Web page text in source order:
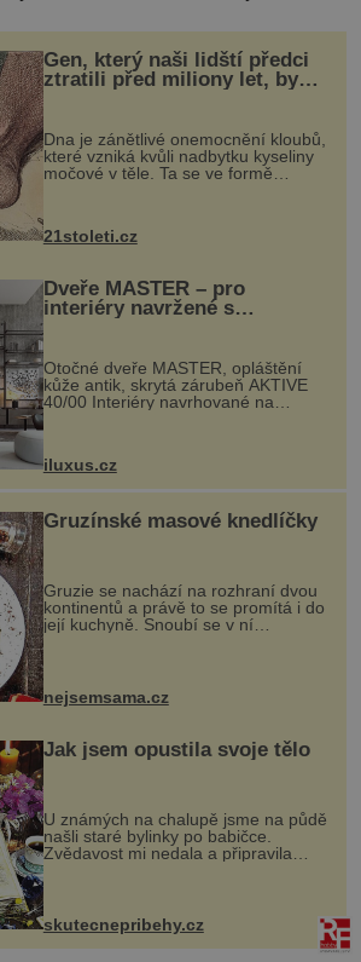
Gen, který naši lidští předci
ztratili před miliony let, by
mohl pomoci s léčbou
„nemoci králů“
Dna je zánětlivé onemocnění kloubů,
které vzniká kvůli nadbytku kyseliny
močové v těle. Ta se ve formě
nohou, a způsobuje bole...
21stoleti.cz
Dveře MASTER – pro
interiéry navržené s
rozumem i vášní!
Otočné dveře MASTER, opláštění
kůže antik, skrytá zárubeň AKTIVE
40/00 Interiéry navrhované na
zakázku často vyžadují atypické
rozměry nejen nábytku, ale i
dnes umož...
iluxus.cz
Gruzínské masové knedlíčky
Gruzie se nachází na rozhraní dvou
kontinentů a právě to se promítá i do
její kuchyně. Snoubí se v ní
evropské a asijské chutě a díky tomu
pokrmy, které rozhodně st...
nejsemsama.cz
Jak jsem opustila svoje tělo
U známých na chalupě jsme na půdě
našli staré bylinky po babičce.
Zvědavost mi nedala a připravila
jsem si z nich lektvar… Zimní pobyt
na chalupě se pro mě vlastní vinou
změnil v děsivý zážitek, na kt...
skutecnepribehy.cz